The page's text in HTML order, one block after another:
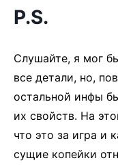
P.S.
Слушайте, я мог
все детали, но,
остальной инфы
их свойств. На
что это за игра и
сущие копейки